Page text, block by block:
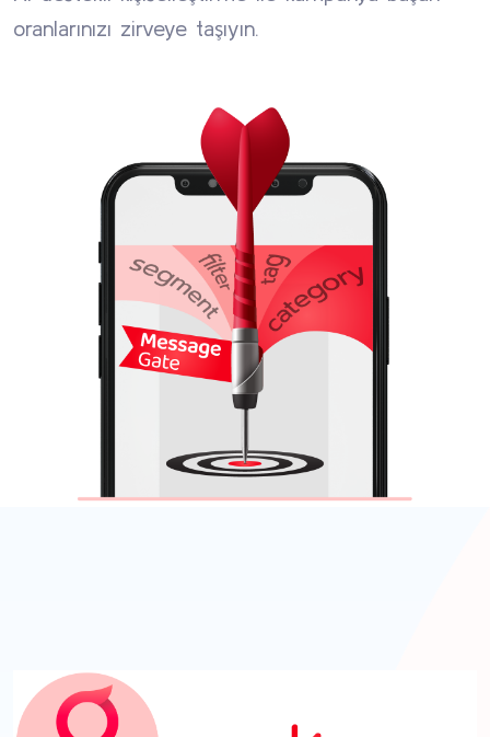
oranlarınızı zirveye taşıyın.